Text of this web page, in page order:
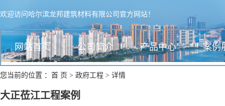
欢迎访问哈尔滨龙邦建筑材料有限公司官方网站！
网站首页 公司简介 产品中心 案例
您当前的位置 ： 首 页 > 政府工程 > 详情
大正莅江工程案例